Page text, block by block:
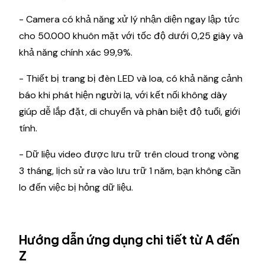
- Camera có khả năng xử lý nhận diện ngay lập tức
cho 50.000 khuôn mặt với tốc độ dưới 0,25 giây và
khả năng chính xác 99,9%.
- Thiết bị trang bị đèn LED và loa, có khả năng cảnh
báo khi phát hiện người lạ, với kết nối không dây
giúp dễ lắp đặt, di chuyển và phân biệt độ tuổi, giới
tính.
- Dữ liệu video được lưu trữ trên cloud trong vòng
3 tháng, lịch sử ra vào lưu trữ 1 năm, bạn không cần
lo đến việc bị hỏng dữ liệu.
Hướng dẫn ứng dụng chi tiết từ A đến
Z